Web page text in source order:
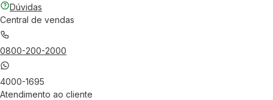
Dúvidas
Central de vendas
0800-200-2000
4000-1695
Atendimento ao cliente